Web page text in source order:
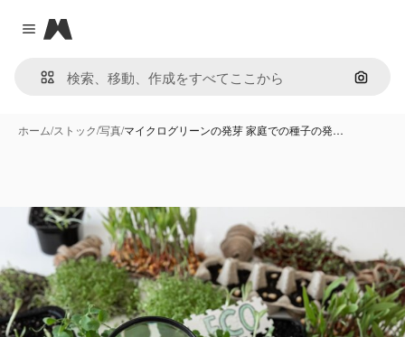
Close menu
Magnific
画像で
ホーム/ストック/写真/マイクログリーンの発芽 家庭での種子の発…